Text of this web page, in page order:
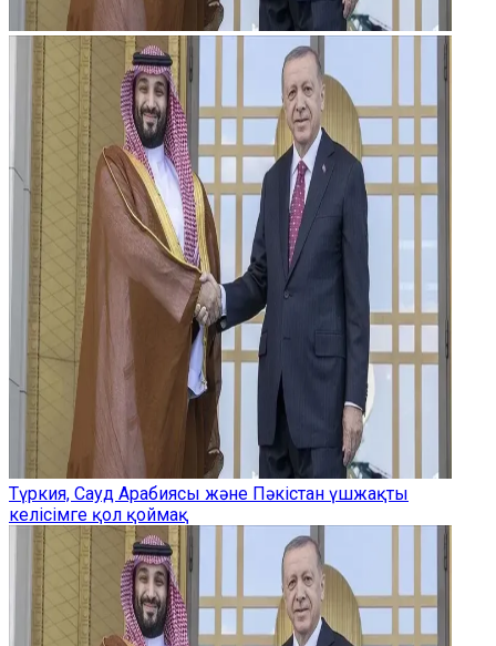
Түркия, Сауд Арабиясы және Пәкістан үшжақты
келісімге қол қоймақ